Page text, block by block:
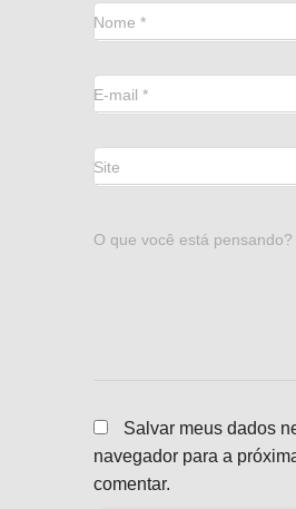
Nome *
E-mail *
Site
O que você está pensando?
Salvar meus dados
navegador para a
comentar.